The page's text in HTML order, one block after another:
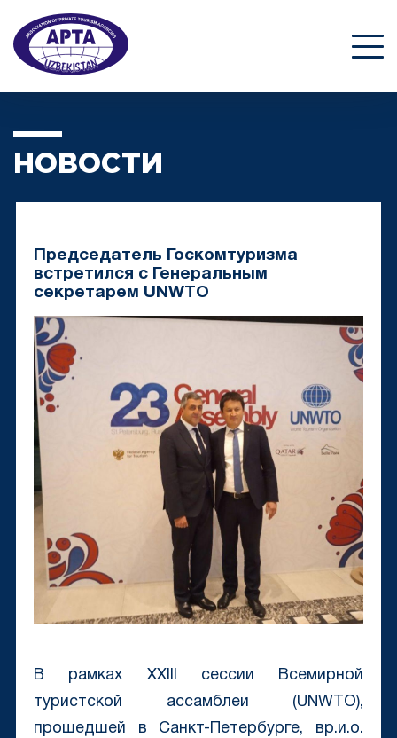
НОВОСТИ
Председатель Госкомтуризма
встретился с Генеральным
секретарем UNWTO
В рамках XXIII сессии Всемирной
туристской ассамблеи (UNWTO),
прошедшей в Санкт-Петербурге, вр.и.о.